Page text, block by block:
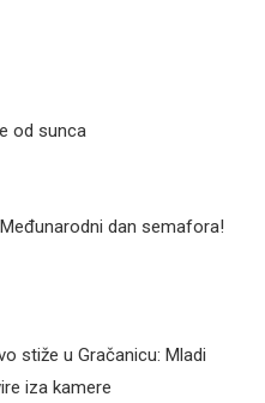
od sunca
dan semafora!
stiže u Gračanicu: Mladi
iza kamere